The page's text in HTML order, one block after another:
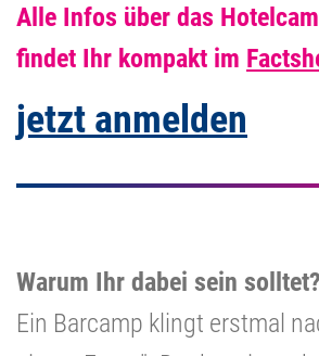
Alle Infos über das
findet Ihr kompakt im
jetzt anmelden
Warum Ihr dabei sein solltet?
Ein Barcamp klingt erstmal